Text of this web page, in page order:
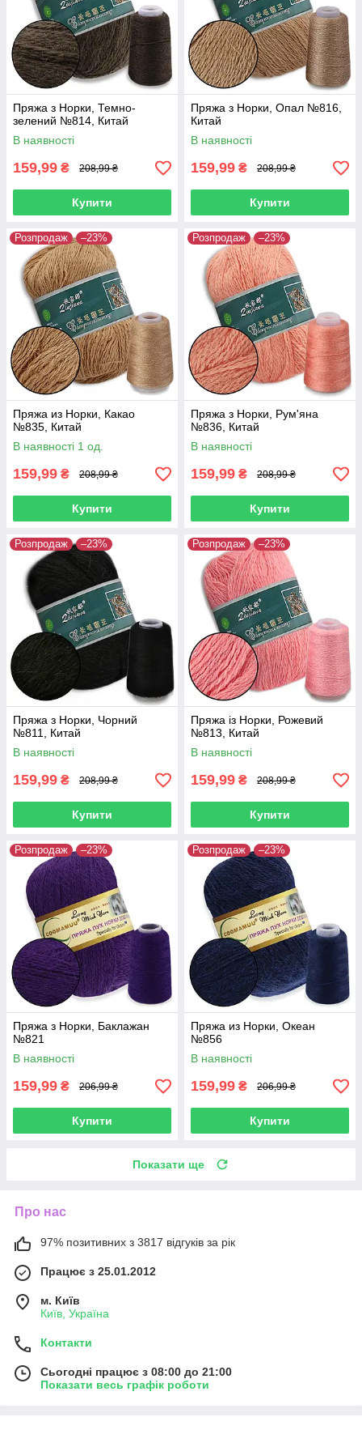
Пряжа з Норки, Темно-
зелений №814, Китай
В наявності
159,99 ₴ 208,99 ₴
Купити
Пряжа з Норки, Опал №816,
Китай
В наявності
159,99 ₴ 208,99 ₴
Купити
Розпродаж –23%
Пряжа из Норки, Какао
№835, Китай
В наявності 1 од.
159,99 ₴ 208,99 ₴
Купити
Розпродаж –23%
Пряжа з Норки, Рум'яна
№836, Китай
В наявності
159,99 ₴ 208,99 ₴
Купити
Розпродаж –23%
Пряжа з Норки, Чорний
№811, Китай
В наявності
159,99 ₴ 208,99 ₴
Купити
Розпродаж –23%
Пряжа із Норки, Рожевий
№813, Китай
В наявності
159,99 ₴ 208,99 ₴
Купити
Розпродаж –23%
Пряжа з Норки, Баклажан
№821
В наявності
159,99 ₴ 206,99 ₴
Купити
Розпродаж –23%
Пряжа из Норки, Океан
№856
В наявності
159,99 ₴ 206,99 ₴
Купити
Показати ще
Про нас
97% позитивних з 3817 відгуків за рік
Працює з 25.01.2012
м. Київ
Київ, Україна
Контакти
Сьогодні працює з 08:00 до 21:00
Показати весь графік роботи